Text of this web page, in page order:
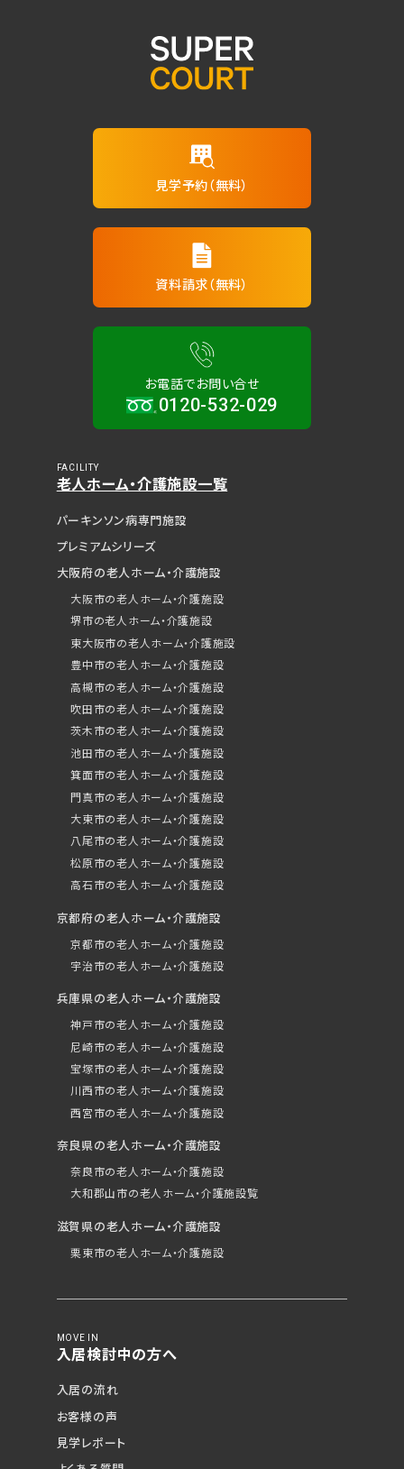
見学予約（無料）
資料請求（無料）
お電話でお問い合せ
0120-532-029
FACILITY
老人ホーム・介護施設一覧
パーキンソン病専門施設
プレミアムシリーズ
大阪府の老人ホーム・介護施設
大阪市の老人ホーム・介護施設
堺市の老人ホーム・介護施設
東大阪市の老人ホーム・介護施設
豊中市の老人ホーム・介護施設
高槻市の老人ホーム・介護施設
吹田市の老人ホーム・介護施設
茨木市の老人ホーム・介護施設
池田市の老人ホーム・介護施設
箕面市の老人ホーム・介護施設
門真市の老人ホーム・介護施設
大東市の老人ホーム・介護施設
八尾市の老人ホーム・介護施設
松原市の老人ホーム・介護施設
高石市の老人ホーム・介護施設
京都府の老人ホーム・介護施設
京都市の老人ホーム・介護施設
宇治市の老人ホーム・介護施設
兵庫県の老人ホーム・介護施設
神戸市の老人ホーム・介護施設
尼崎市の老人ホーム・介護施設
宝塚市の老人ホーム・介護施設
川西市の老人ホーム・介護施設
西宮市の老人ホーム・介護施設
奈良県の老人ホーム・介護施設
奈良市の老人ホーム・介護施設
大和郡山市の老人ホーム・介護施設覧
滋賀県の老人ホーム・介護施設
栗東市の老人ホーム・介護施設
MOVE IN
入居検討中の方へ
入居の流れ
お客様の声
見学レポート